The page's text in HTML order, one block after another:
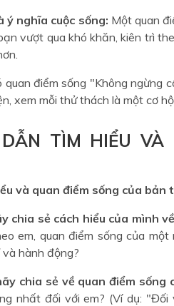
ý nghĩa cuộc sống: Một quan
vượt qua khó khăn, kiên trì
quan điểm sống "Không ngừng
xem mỗi thử thách là một cơ
TÌM HIỂU VÀ
và quan điểm sống của bản
chia sẻ cách hiểu của mình
em, quan điểm sống của
hành động?
chia sẻ về quan điểm sống
nhất đối với em? (Ví dụ: